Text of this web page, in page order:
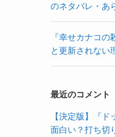
のネタバレ・あ
『幸せカナコ
と更新されない
最近のコメント
【決定版】『
面白い？打ち切